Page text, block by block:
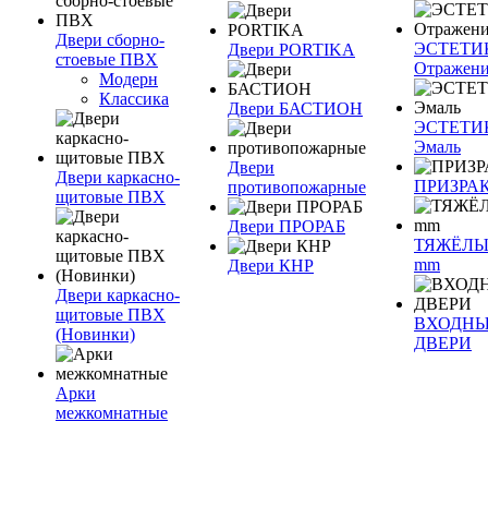
Двери сборно-
стоевые ПВХ
Модерн
Классика
Двери каркасно-
щитовые ПВХ
Двери каркасно-
щитовые ПВХ
(Новинки)
Арки
межкомнатные
Двери PORTIKA
Двери БАСТИОН
Двери
противопожарные
Двери ПРОРАБ
Двери КНР
Эмаль
mm
ДВЕРИ